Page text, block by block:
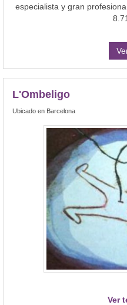
especialista y gran
L'Ombeligo
Ubicado en Barcelona
Ver